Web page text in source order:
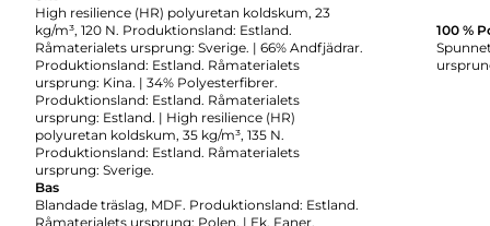
High resilience (HR) polyuretan koldskum, 23
kg/m³, 120 N. Produktionsland: Estland.
Råmaterialets ursprung: Sverige. | 66% Andfjädrar.
Produktionsland: Estland. Råmaterialets
ursprung: Kina. | 34% Polyesterfibrer.
Produktionsland: Estland. Råmaterialets
ursprung: Estland. | High resilience (HR)
polyuretan koldskum, 35 kg/m³, 135 N.
Produktionsland: Estland. Råmaterialets
ursprung: Sverige.
Bas
Blandade träslag, MDF. Produktionsland: Estland.
Råmaterialets ursprung: Polen. | Ek, Faner.
100 %